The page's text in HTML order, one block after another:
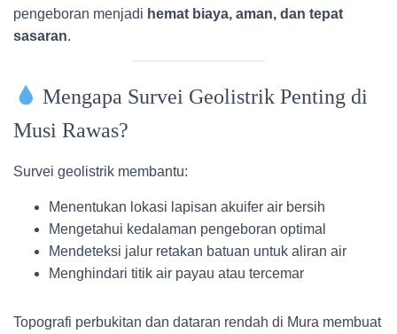
pengeboran menjadi hemat biaya, aman, dan tepat
sasaran.
Mengapa Survei Geolistrik Penting di
Musi Rawas?
Survei geolistrik membantu:
Menentukan lokasi lapisan akuifer air bersih
Mengetahui kedalaman pengeboran optimal
Mendeteksi jalur retakan batuan untuk aliran air
Menghindari titik air payau atau tercemar
Topografi perbukitan dan dataran rendah di Mura membuat